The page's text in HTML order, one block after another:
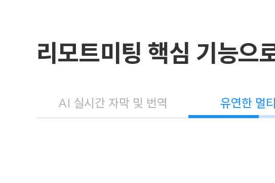
리모트미팅 핵심 기능으
AI 실시간 자막 및 번역 유연한 멀